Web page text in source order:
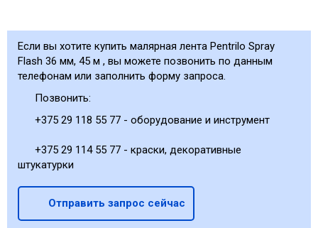
Если вы хотите купить малярная лента Pentrilo Spray
Flash 36 мм, 45 м , вы можете позвонить по данным
телефонам или заполнить форму запроса.
Позвонить:
+375 29 118 55 77 - оборудование и инструмент
+375 29 114 55 77 - краски, декоративные
штукатурки
Отправить запрос сейчас